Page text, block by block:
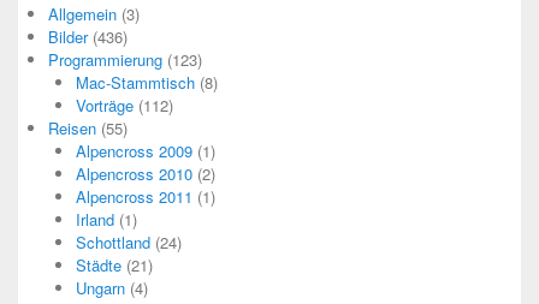
Allgemein (3)
Bilder(436)
Programmierung (123)
Mac-Stammtisch(8)
Vorträge(112)
Reisen (55)
Alpencross 2009(1)
Alpencross 2010(2)
Alpencross 2011 (1)
Irland(1)
Schottland(24)
Städte(21)
Ungarn(4)